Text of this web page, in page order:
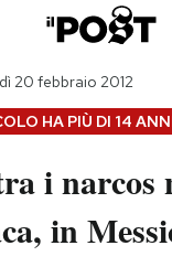
Auto
Moda
HA PIÙ DI 14
20 febbraio 2012
i narcos
in